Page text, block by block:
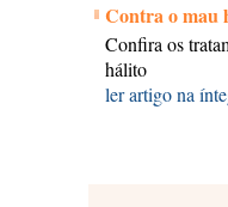
Contra o mau
Confira os
hálito
ler artigo na